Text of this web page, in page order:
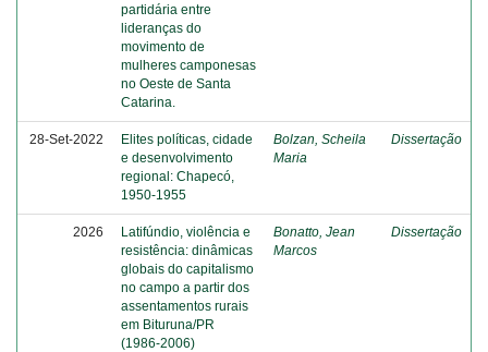
partidária entre
lideranças do
movimento de
mulheres camponesas
no Oeste de Santa
Catarina.
28-Set-2022
Elites políticas, cidade
e desenvolvimento
regional: Chapecó,
1950-1955
Bolzan, Scheila
Maria
Dissertação
2026
Latifúndio, violência e
resistência: dinâmicas
globais do capitalismo
no campo a partir dos
assentamentos rurais
em Bituruna/PR
(1986-2006)
Bonatto, Jean
Marcos
Dissertação